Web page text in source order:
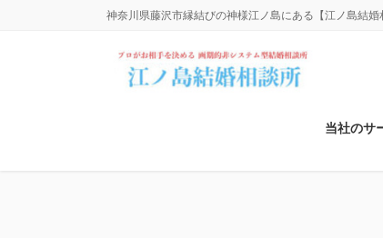
神奈川県藤沢市縁結びの神様江ノ島にある【江ノ島結
当社のサ